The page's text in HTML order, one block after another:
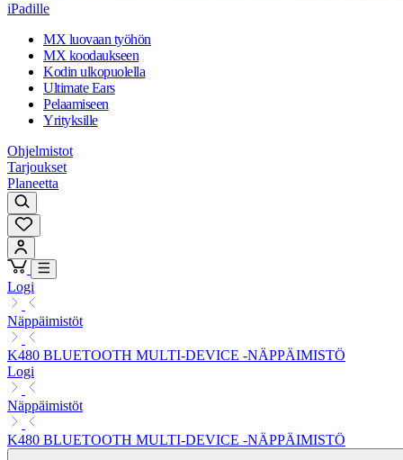
iPadille
MX luovaan työhön
MX koodaukseen
Kodin ulkopuolella
Ultimate Ears
Pelaamiseen
Yrityksille
Ohjelmistot
Tarjoukset
Planeetta
Logi
Näppäimistöt
K480 BLUETOOTH MULTI-DEVICE -NÄPPÄIMISTÖ
Logi
Näppäimistöt
K480 BLUETOOTH MULTI-DEVICE -NÄPPÄIMISTÖ